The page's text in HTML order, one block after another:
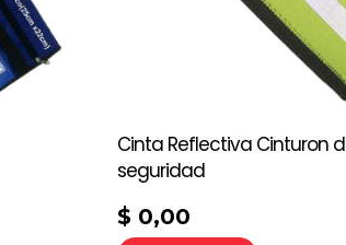
Cinta Reflectiva Cinturon
seguridad
$ 0,00